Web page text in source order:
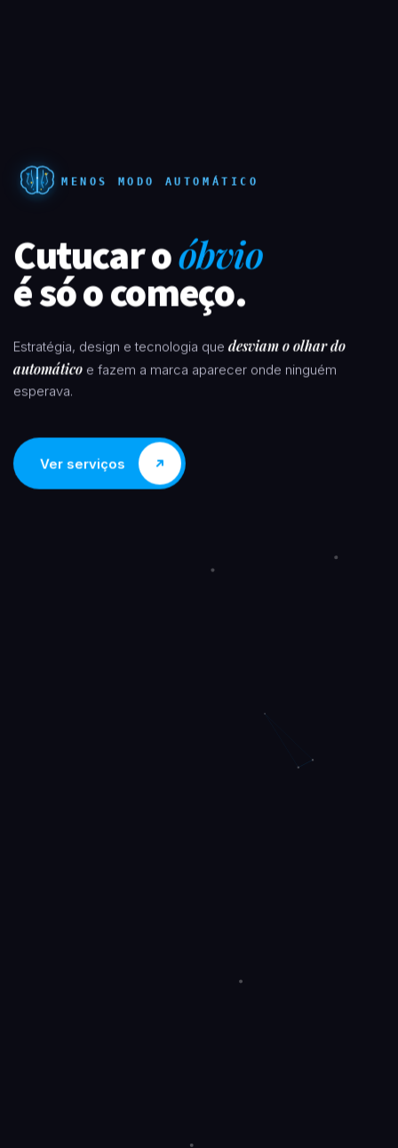
MENOS MODO AUTOMÁTICO
Cutucar oóbvio
é só o começo.
Estratégia, design e tecnologia que desviam o olhar do
automáticoe fazem a marca aparecer onde ninguém
esperava.
Ver serviços